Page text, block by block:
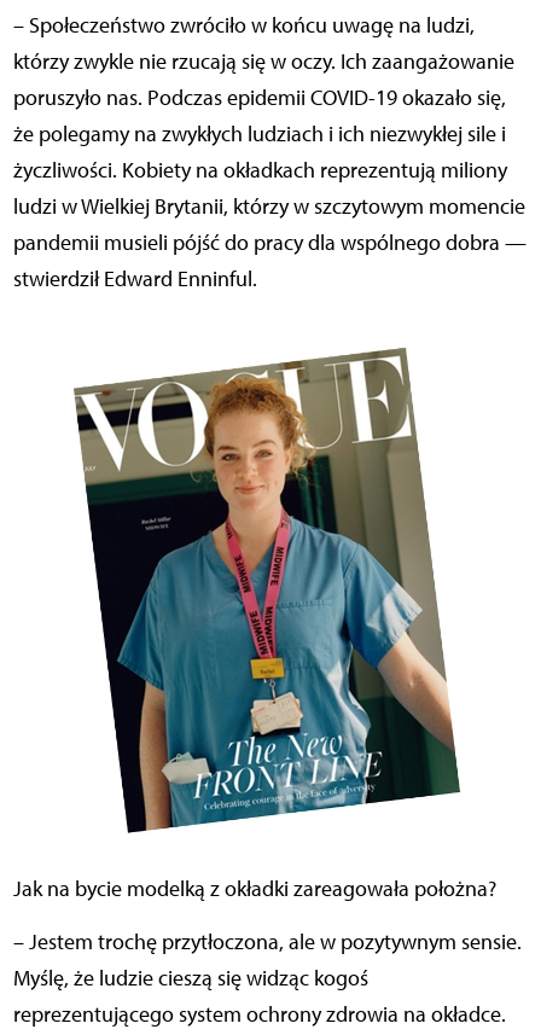
– Społeczeństwo zwróciło w końcu uwagę na ludzi,
którzy zwykle nie rzucają się w oczy. Ich zaangażowanie
poruszyło nas. Podczas epidemii COVID-19 okazało się,
że polegamy na zwykłych ludziach i ich niezwykłej sile i
życzliwości. Kobiety na okładkach reprezentują miliony
ludzi w Wielkiej Brytanii, którzy w szczytowym momencie
pandemii musieli pójść do pracy dla wspólnego dobra —
stwierdził Edward Enninful.
Jak na bycie modelką z okładki zareagowała położna?
– Jestem trochę przytłoczona, ale w pozytywnym sensie.
Myślę, że ludzie cieszą się widząc kogoś
reprezentującego system ochrony zdrowia na okładce.